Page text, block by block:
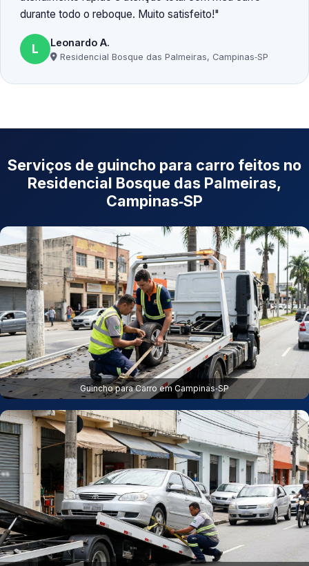
durante todo o reboque. Muito satisfeito!
L Leonardo A.
Residencial Bosque das Palmeiras, Campinas‑SP
Serviços de guincho para carro feitos no
Residencial Bosque das Palmeiras,
Campinas‑SP
Guincho para Carro em Campinas‑SP